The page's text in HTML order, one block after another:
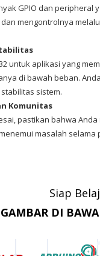
GPIO dan
mengontrolnya
untuk aplikasi yang
di bawah beban.
sistem.
Komunitas
pastikan bahwa
masalah selama
Siap
DI